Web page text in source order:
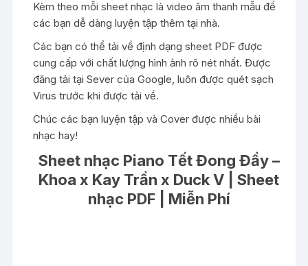
Kèm theo mỗi sheet nhạc là video âm thanh mẫu để
các bạn dễ dàng luyện tập thêm tại nhà.
Các bạn có thể tải về định dạng sheet PDF được
cung cấp với chất lượng hình ảnh rõ nét nhất. Được
đăng tải tại Sever của Google, luôn được quét sạch
Virus trước khi được tải về.
Chúc các bạn luyện tập và Cover được nhiều bài
nhạc hay!
Sheet nhạc Piano Tết Đong Đầy –
Khoa x Kay Trần x Duck V | Sheet
nhạc PDF | Miễn Phí